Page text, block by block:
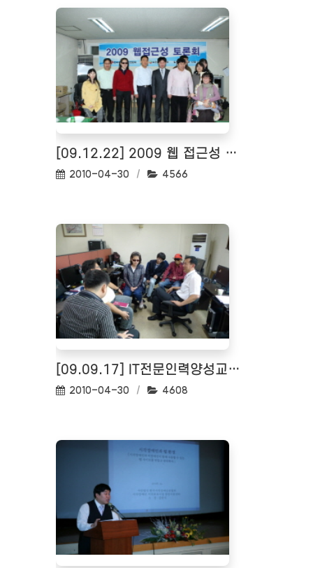
[09.12.22] 2009 웹 접근성 토론회
작성일:
2010-04-30 조회수:
4566
[09.09.17] IT전문인력양성교육 특강모습
작성일:
2010-04-30 조회수:
4608